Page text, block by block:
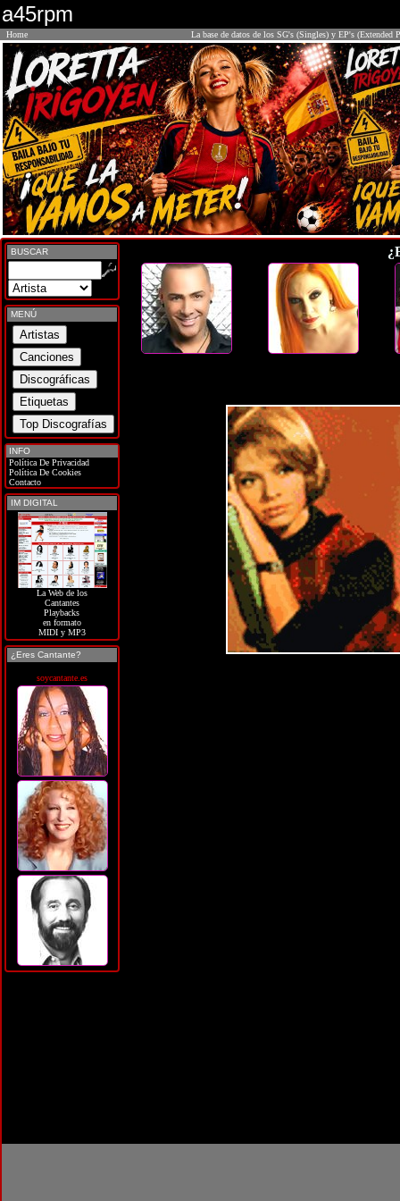
a45rpm
Home La base de datos de los SG's (Singles) y EP's (Extended
BUSCAR
MENÚ
INFO
Política De Privacidad
Política De Cookies
Contacto
IM DIGITAL
La Web de los
Cantantes
Playbacks
en formato
MIDI y MP3
¿Eres Cantante?
soycantante.es